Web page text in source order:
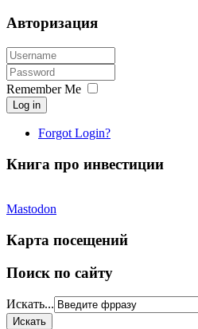
Авторизация
Remember Me
Log in
Forgot Login?
Книга про инвестиции
Mastodon
Карта посещений
Поиск по сайту
Искать...